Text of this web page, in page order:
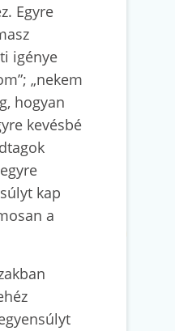
Egyre
igénye
„nekem
hogyan
kevésbé
kap
a